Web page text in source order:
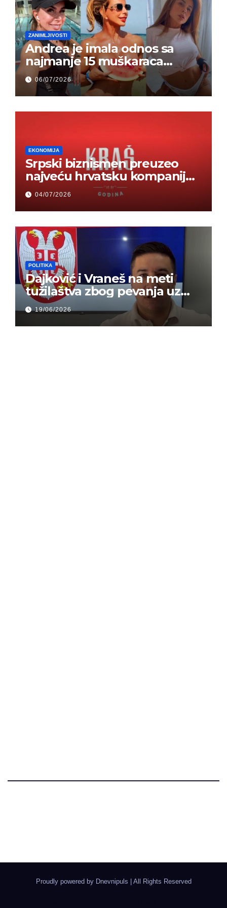
ZANIMLJIVOSTI
Andrea je imala odnos sa
najmanje 15 muškaraca
odjednom – „Doktor mi je
rekao…“ (FOTO)
06/07/2026
EKONOMIJA
Srpski biznismen preuzeo
najveću hrvatsku kompaniju i
ponos zemlje – Hrvati ne
mogu da veruju
04/07/2026
POLITIKA
Dajković i Vraneš na meti
tužilaštva zbog pevanja uz
gusle
19/06/2026
Proudly powered by Dnevnipuls | All Rights Reserved